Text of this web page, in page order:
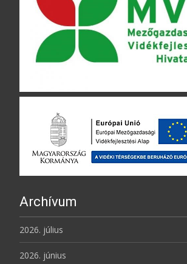
Archívum
2026. július
2026. június